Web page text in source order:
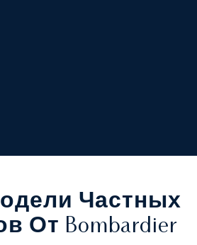
Частных
От Bombardier